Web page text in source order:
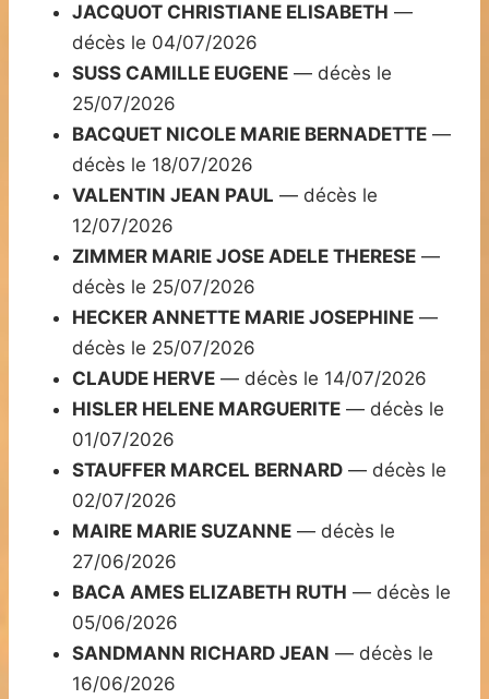
JACQUOT CHRISTIANE ELISABETH —
décès le 04/07/2026
SUSS CAMILLE EUGENE — décès le
25/07/2026
BACQUET NICOLE MARIE BERNADETTE —
décès le 18/07/2026
VALENTIN JEAN PAUL — décès le
12/07/2026
ZIMMER MARIE JOSE ADELE THERESE —
décès le 25/07/2026
HECKER ANNETTE MARIE JOSEPHINE —
décès le 25/07/2026
CLAUDE HERVE — décès le 14/07/2026
HISLER HELENE MARGUERITE — décès le
01/07/2026
STAUFFER MARCEL BERNARD — décès le
02/07/2026
MAIRE MARIE SUZANNE — décès le
27/06/2026
BACA AMES ELIZABETH RUTH — décès le
05/06/2026
SANDMANN RICHARD JEAN — décès le
16/06/2026